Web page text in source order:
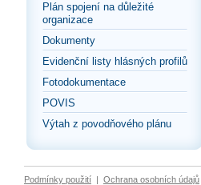
Plán spojení na důležité
organizace
Dokumenty
Evidenční listy hlásných profilů
Fotodokumentace
POVIS
Výtah z povodňového plánu
Podmínky použití | Ochrana osobních údajů